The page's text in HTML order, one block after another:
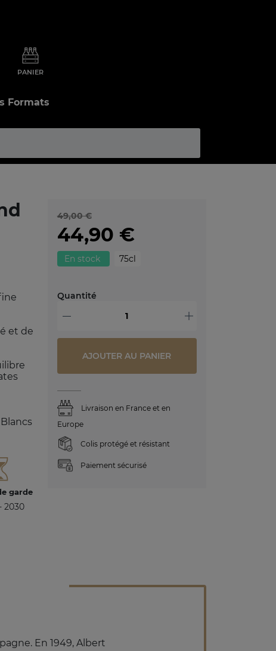
PANIER
Formats
et de
garde
2030
49,00 €
44,90 €
En stock 75cl
Quantité
- +
AJOUTER AU PANIER
Livraison en France et en
Europe
Colis protégé et résistant
Paiement sécurisé
En 1949, Albert